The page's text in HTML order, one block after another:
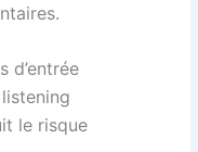
d’entrée
le risque